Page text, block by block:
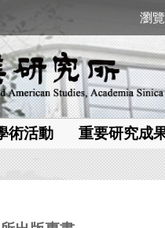
瀏
術活動 重要研究成